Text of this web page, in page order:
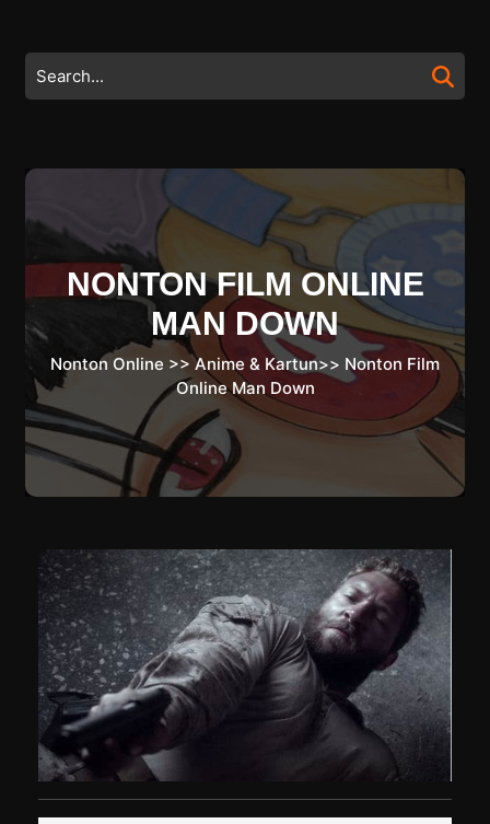
content
Search
for:
NONTON FILM ONLINE
MAN DOWN
Nonton Online >>Anime & Kartun>> Nonton Film
Online Man Down